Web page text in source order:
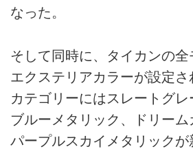
なった。
そして同時に、タイカンの
エクステリアカラーが設定さ
カテゴリーにはスレートグ
ブルーメタリック、ドリーム
パープルスカイメタリックが